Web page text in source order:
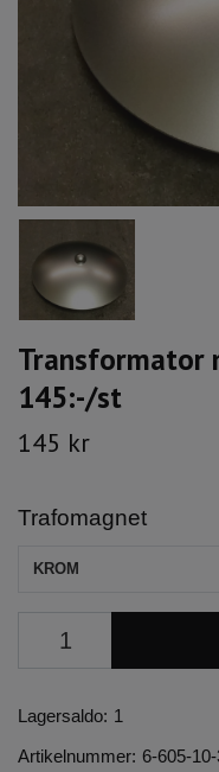
Transformator
145:-/st
145 kr
Trafomagnet
KROM
Lagersaldo: 1
Artikelnummer: 6-605-